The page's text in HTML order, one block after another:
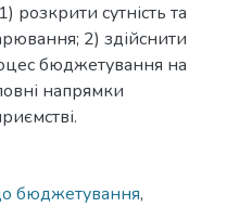
розкрити сутність та
2) здійснити
бюджетування на
напрямки
бюджетування,